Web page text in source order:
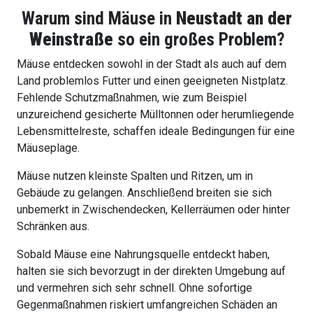
Warum sind Mäuse in Neustadt an der
Weinstraße so ein großes Problem?
Mäuse entdecken sowohl in der Stadt als auch auf dem
Land problemlos Futter und einen geeigneten Nistplatz.
Fehlende Schutzmaßnahmen, wie zum Beispiel
unzureichend gesicherte Mülltonnen oder herumliegende
Lebensmittelreste, schaffen ideale Bedingungen für eine
Mäuseplage.
Mäuse nutzen kleinste Spalten und Ritzen, um in
Gebäude zu gelangen. Anschließend breiten sie sich
unbemerkt in Zwischendecken, Kellerräumen oder hinter
Schränken aus.
Sobald Mäuse eine Nahrungsquelle entdeckt haben,
halten sie sich bevorzugt in der direkten Umgebung auf
und vermehren sich sehr schnell. Ohne sofortige
Gegenmaßnahmen riskiert umfangreichen Schäden an